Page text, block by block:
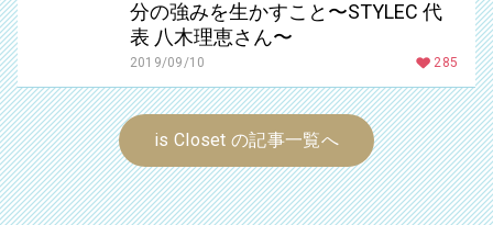
分の強みを生かすこと〜STYLEC 代
表 八木理恵さん〜
2019/09/10 285
is Closet の記事一覧へ